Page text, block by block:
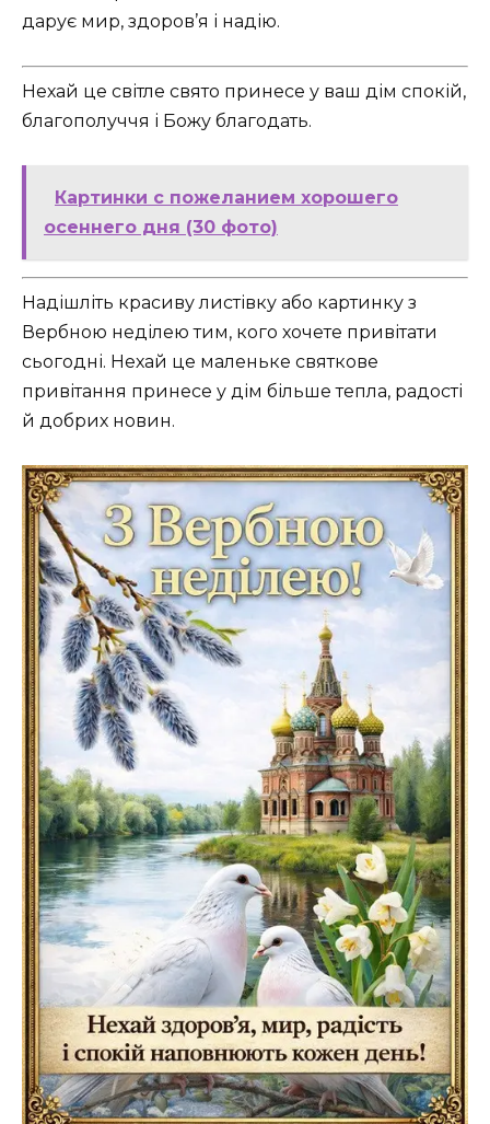
дарує мир, здоров’я і надію.
Нехай це світле свято принесе у ваш дім спокій,
благополуччя і Божу благодать.
Картинки с пожеланием хорошего
осеннего дня (30 фото)
Надішліть красиву листівку або картинку з
Вербною неділею тим, кого хочете привітати
сьогодні. Нехай це маленьке святкове
привітання принесе у дім більше тепла, радості
й добрих новин.